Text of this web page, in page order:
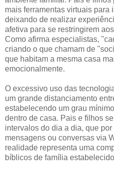
mais ferramentas virtuais para
deixando de realizar
afetiva para se restringirem
Como afirma especialistas,
criando o que chamam de
que habitam a mesma casa
emocionalmente.
O excessivo uso das
um grande distanciamento
estabelecendo um grau
dentro de casa. Pais e filhos
intervalos do dia a dia, que
mensagens ou conversas via
realidade representa uma
bíblicos de família